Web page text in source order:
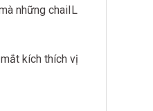
những chaiIL
kích thích vị